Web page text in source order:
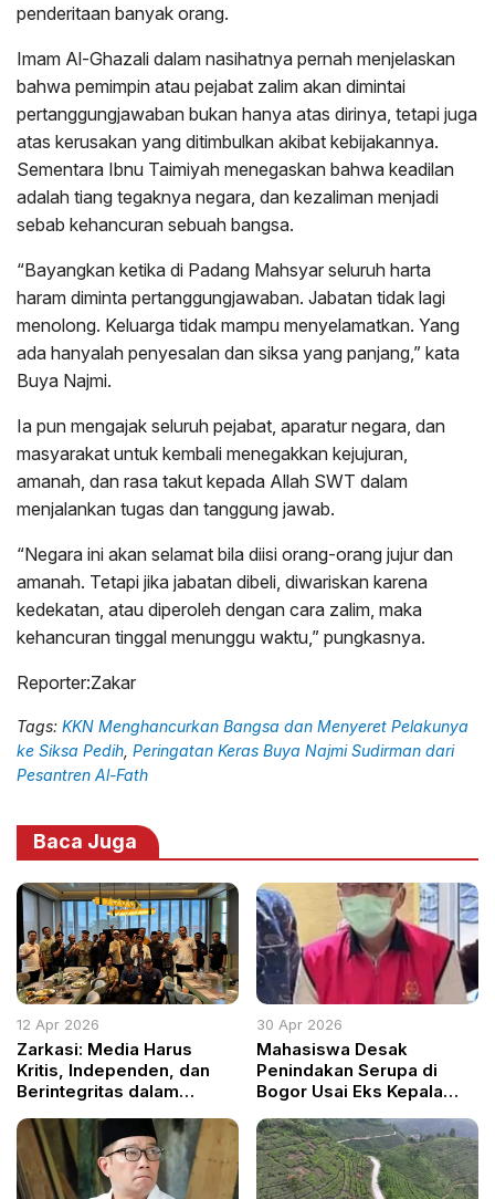
penderitaan banyak orang.
Imam Al-Ghazali dalam nasihatnya pernah menjelaskan
bahwa pemimpin atau pejabat zalim akan dimintai
pertanggungjawaban bukan hanya atas dirinya, tetapi juga
atas kerusakan yang ditimbulkan akibat kebijakannya.
Sementara Ibnu Taimiyah menegaskan bahwa keadilan
adalah tiang tegaknya negara, dan kezaliman menjadi
sebab kehancuran sebuah bangsa.
“Bayangkan ketika di Padang Mahsyar seluruh harta
haram diminta pertanggungjawaban. Jabatan tidak lagi
menolong. Keluarga tidak mampu menyelamatkan. Yang
ada hanyalah penyesalan dan siksa yang panjang,” kata
Buya Najmi.
Ia pun mengajak seluruh pejabat, aparatur negara, dan
masyarakat untuk kembali menegakkan kejujuran,
amanah, dan rasa takut kepada Allah SWT dalam
menjalankan tugas dan tanggung jawab.
“Negara ini akan selamat bila diisi orang-orang jujur dan
amanah. Tetapi jika jabatan dibeli, diwariskan karena
kedekatan, atau diperoleh dengan cara zalim, maka
kehancuran tinggal menunggu waktu,” pungkasnya.
Reporter:Zakar
Tags: KKN Menghancurkan Bangsa dan Menyeret Pelakunya
ke Siksa Pedih Peringatan Keras Buya Najmi Sudirman dari
Pesantren Al-Fath
Baca Juga
12 Apr 2026
Zarkasi: Media Harus
Kritis, Independen, dan
Berintegritas dalam
Bangsa
30 Apr 2026
Mahasiswa Desak
Penindakan Serupa di
Bogor Usai Eks Kepala
dalam Skandal SHM
Kawasan Hutan